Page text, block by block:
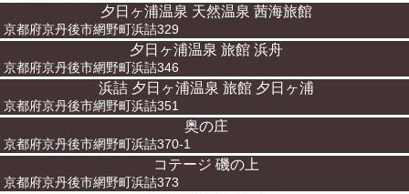
夕日ヶ浦温泉 天然温泉 茜海旅館
京都府京丹後市網野町浜詰329
夕日ヶ浦温泉 旅館 浜舟
京都府京丹後市網野町浜詰346
浜詰 夕日ヶ浦温泉 旅館 夕日ヶ浦
京都府京丹後市網野町浜詰351
奥の庄
京都府京丹後市網野町浜詰370-1
コテージ 磯の上
京都府京丹後市網野町浜詰373